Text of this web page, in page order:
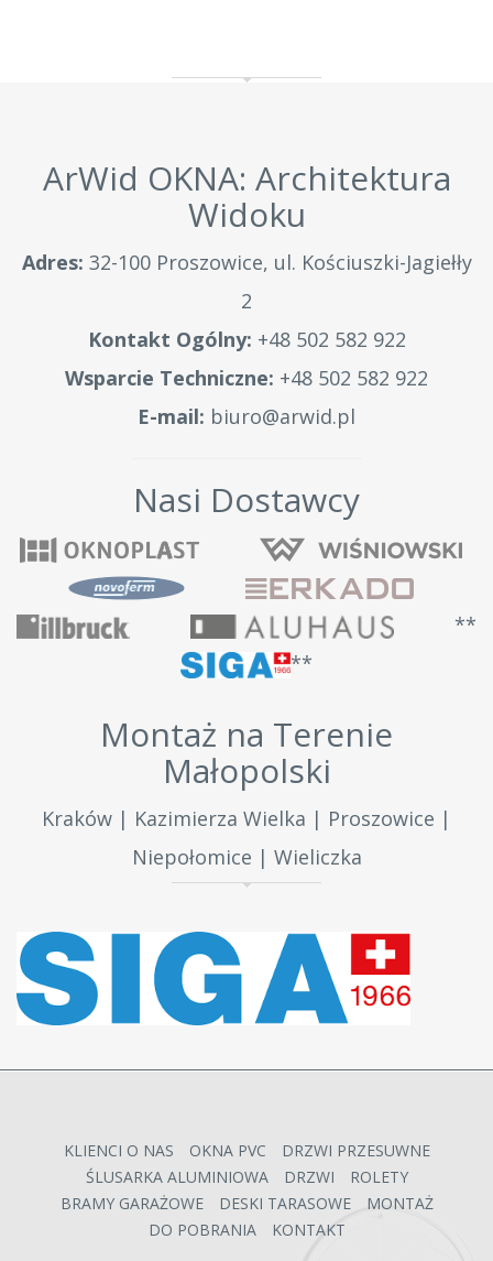
ArWid OKNA: Architektura
Widoku
Adres: 32-100 Proszowice, ul. Kościuszki-Jagiełły
2
Kontakt Ogólny: +48 502 582 922
Wsparcie Techniczne: +48 502 582 922
E-mail: biuro@arwid.pl
Nasi Dostawcy
**
**
Montaż na Terenie
Małopolski
Kraków | Kazimierza Wielka | Proszowice |
Niepołomice | Wieliczka
KLIENCI O NAS OKNA PVC
DRZWI PRZESUWNE
ŚLUSARKA ALUMINIOWA
DRZWI
ROLETY
BRAMY GARAŻOWE
DESKI TARASOWE
MONTAŻ
DO POBRANIA
KONTAKT